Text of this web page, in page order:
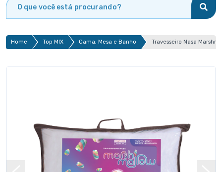
Home Top MIX Cama, Mesa e Banho Travesseiro Nasa